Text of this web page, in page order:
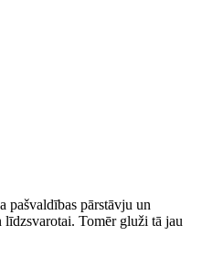
pašvaldības pārstāvju un
līdzsvarotai. Tomēr gluži tā jau